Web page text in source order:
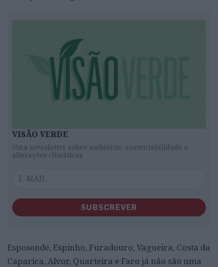
VISÃO VERDE
Uma newsletter sobre ambiente, sustentabilidade e
alterações climáticas
SUBSCREVER
Esposende, Espinho, Furadouro, Vagueira, Costa da
Caparica, Alvor, Quarteira e Faro já não são uma